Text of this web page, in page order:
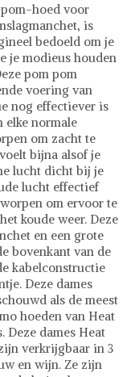
hoed voor
is
bedoeld om je
je modieus houden
pom pom
voering van
nog effectiever is
elke normale
om zacht te
bijna alsof je
lucht dicht bij je
lucht effectief
om ervoor te
koude weer. Deze
en een grote
bovenkant van de
kabelconstructie
Deze dames
als de meest
hoeden van Heat
Deze dames Heat
verkrijgbaar in 3
en wijn. Ze zijn